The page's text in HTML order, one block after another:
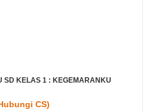
SD KELAS 1 : KEGEMARANKU
CS)